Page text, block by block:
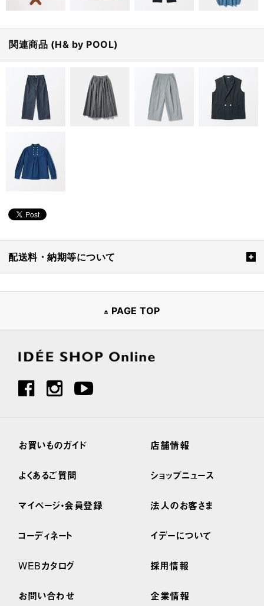
関連商品 (H& by POOL)
配送料・納期等について
PAGE TOP
お買いものガイド
よくあるご質問
マイページ・会員登録
コーディネート
WEBカタログ
お問い合わせ
店舗情報
ショップニュース
法人のお客さま
イデーについて
採用情報
企業情報